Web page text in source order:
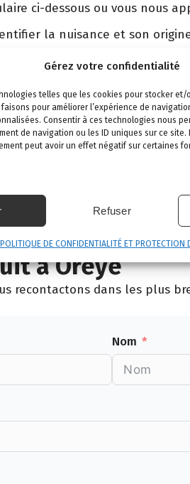
Gérez votre confidentialité
telles que les cookies pour stocker et/
pour améliorer l’expérience de
Consentir à ces technologies nous
de navigation ou les ID uniques sur ce
peut avoir un effet négatif sur certaines
Refuser
POLITIQUE DE CONFIDENTIALITÉ ET PROTECTION
ci-dessous ou vous nous
la nuisance et son
certifiés, sécurité maximale,
de résultat.
Clocher
à Oreye
recontactons dans les plus
Nom